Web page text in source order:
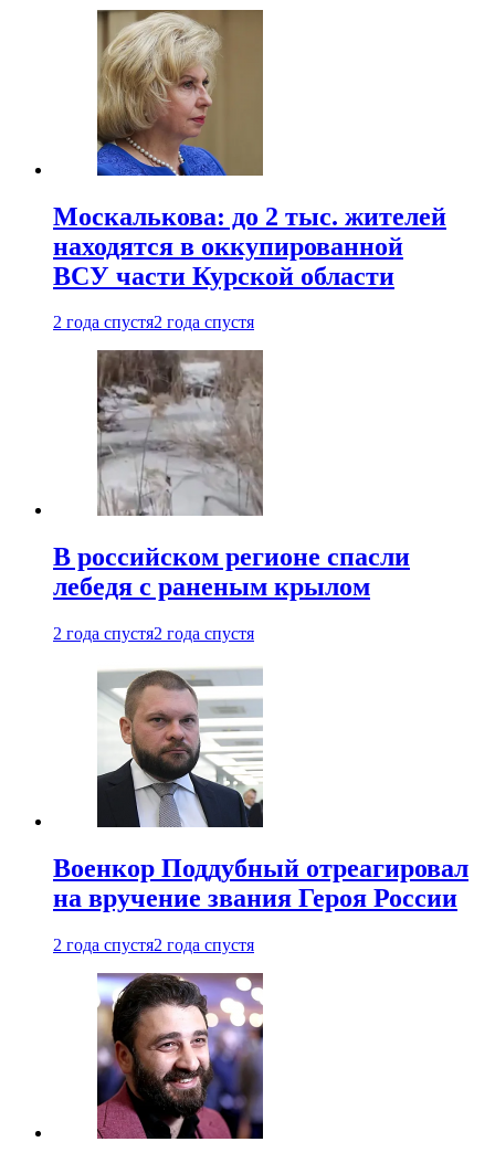
Москалькова: до 2 тыс. жителей
находятся в оккупированной
ВСУ части Курской области
2 года спустя2 года спустя
В российском регионе спасли
лебедя с раненым крылом
2 года спустя2 года спустя
Военкор Поддубный отреагировал
на вручение звания Героя России
2 года спустя2 года спустя